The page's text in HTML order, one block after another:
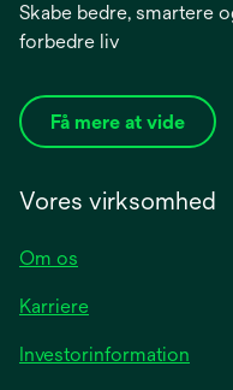
Skabe bedre, smartere
forbedre liv
Få mere at vide
Vores virksomhed
Om os
Karriere
Investorinformation